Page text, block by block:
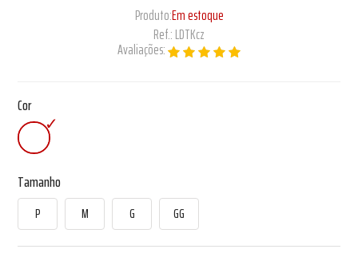
Produto:Em estoque
Ref.:LDTKcz
Avaliações:
Cor
Tamanho
P M G GG